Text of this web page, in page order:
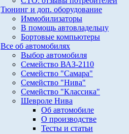
Тюнинг и доп. оборудование
Иммобилизаторы
В помощь автовладельцу
Бортовые компьютеры
Все об автомобилях
Выбор автомобиля
Семейство ВАЗ-2110
Семейство "Самара"
Семейство "Нива"
Семейство "Классика"
Шевроле Нива
Об автомобиле
О производстве
Тесты и статьи